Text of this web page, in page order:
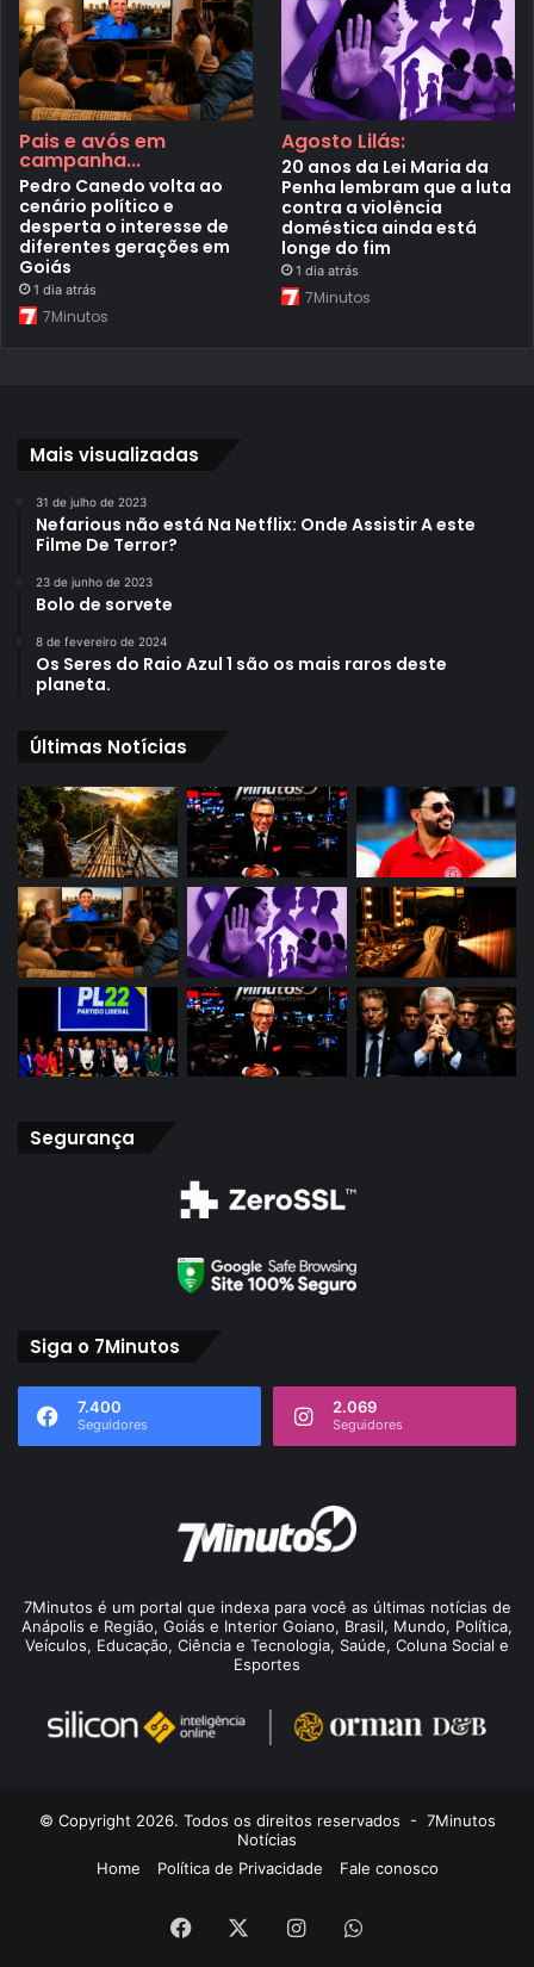
Pais e avós em
campanha...
Pedro Canedo volta ao
cenário político e
desperta o interesse de
diferentes gerações em
Goiás
1 dia atrás
7Minutos
Agosto Lilás:
20 anos da Lei Maria da
Penha lembram que a luta
contra a violência
doméstica ainda está
longe do fim
1 dia atrás
7Minutos
Mais visualizadas
31 de julho de 2023
Nefarious não está Na Netflix: Onde Assistir A este
Filme De Terror?
23 de junho de 2023
Bolo de sorvete
8 de fevereiro de 2024
Os Seres do Raio Azul 1 são os mais raros deste
planeta.
Últimas Notícias
Segurança
Siga o 7Minutos
7.400
Seguidores
2.069
Seguidores
7Minutos é um portal que indexa para você as últimas notícias de
Anápolis e Região, Goiás e Interior Goiano, Brasil, Mundo, Política,
Veículos, Educação, Ciência e Tecnologia, Saúde, Coluna Social e
Esportes
© Copyright 2026. Todos os direitos reservados - 7Minutos
Notícias
Home
Política de Privacidade Fale conosco
Facebook InstagramWhatsApp